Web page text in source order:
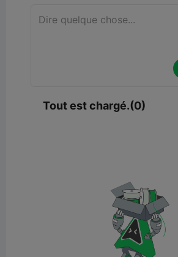
Tout est chargé.(0)